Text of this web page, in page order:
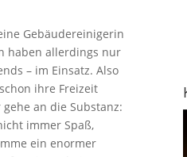
Gebäudereinigerin
haben allerdings nur
– im Einsatz. Also
ihre Freizeit
an die Substanz:
immer Spaß,
ein enormer